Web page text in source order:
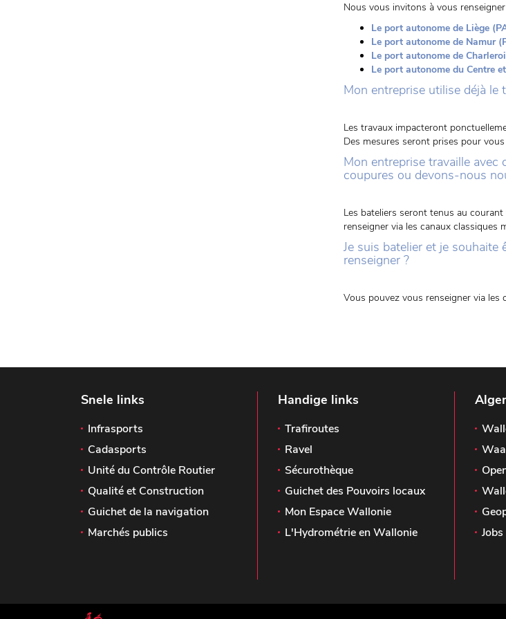
Nous vous invitons à vous
Le port autonome de Liège
Le port autonome de Namur
Le port autonome de
Le port autonome du Centre
Mon entreprise utilise déjà
Les travaux impacteront
Des mesures seront prises pour
Mon entreprise travaille avec
coupures ou devons-nous
Les bateliers seront tenus au
renseigner via les canaux classiques
Je suis batelier et je
renseigner ?
Vous pouvez vous renseigner via
Snele links
Infrasports
Cadasports
Unité du Contrôle Routier
Qualité et Construction
Guichet de la navigation
Marchés publics
Handige links
Trafiroutes
Ravel
Sécurothèque
Guichet des Pouvoirs locaux
Mon Espace Wallonie
L'Hydrométrie en Wallonie
Jobs